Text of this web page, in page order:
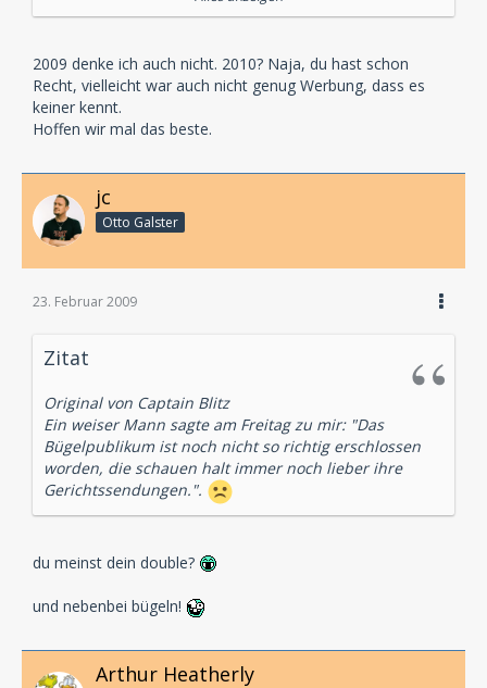
Ich gehe jedenfalls nicht davon aus, dass es in diesem
nicht sicher, solange der entscheidende Marketing-
Ansatz ausbleibt.
Ein weiser Mann sagte am Freitag zu mir: "Das
Gerichtssendungen.".
2009 denke ich auch nicht. 2010? Naja, du hast schon
Recht, vielleicht war auch nicht genug Werbung, dass es
keiner kennt.
Hoffen wir mal das beste.
jc
Otto Galster
23. Februar 2009
Zitat
Original von Captain Blitz
Ein weiser Mann sagte am Freitag zu mir: "Das
Bügelpublikum ist noch nicht so richtig erschlossen
worden, die schauen halt immer noch lieber ihre
Gerichtssendungen.".
du meinst dein double?
und nebenbei bügeln!
Arthur Heatherly